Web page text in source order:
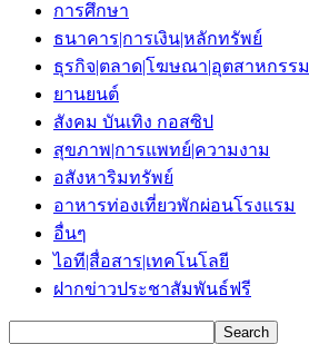
การศึกษา
ธนาคาร|การเงิน|หลักทรัพย์
ธุรกิจ|ตลาด|โฆษณา|อุตสาหกรรม
ยานยนต์
สังคม บันเทิง กอสซิป
สุขภาพ|การแพทย์|ความงาม
อสังหาริมทรัพย์
อาหารท่องเที่ยวพักผ่อนโรงแรม
อื่นๆ
ไอที|สื่อสาร|เทคโนโลยี
ฝากข่าวประชาสัมพันธ์ฟรี